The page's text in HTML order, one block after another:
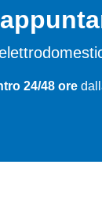
24/48 ore